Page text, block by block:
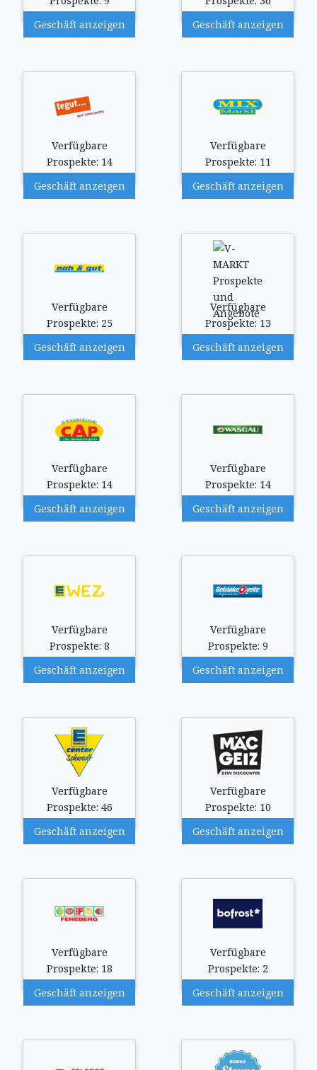
Geschäft anzeigen
Geschäft anzeigen
Verfügbare
Prospekte: 14
Geschäft anzeigen
Verfügbare
Prospekte: 11
Geschäft anzeigen
Verfügbare
Prospekte: 25
Geschäft anzeigen
Verfügbare
Prospekte: 13
Geschäft anzeigen
Verfügbare
Prospekte: 14
Geschäft anzeigen
Verfügbare
Prospekte: 14
Geschäft anzeigen
Verfügbare
Prospekte: 8
Geschäft anzeigen
Verfügbare
Prospekte: 9
Geschäft anzeigen
Verfügbare
Prospekte: 46
Geschäft anzeigen
Verfügbare
Prospekte: 10
Geschäft anzeigen
Verfügbare
Prospekte: 18
Geschäft anzeigen
Verfügbare
Prospekte: 2
Geschäft anzeigen